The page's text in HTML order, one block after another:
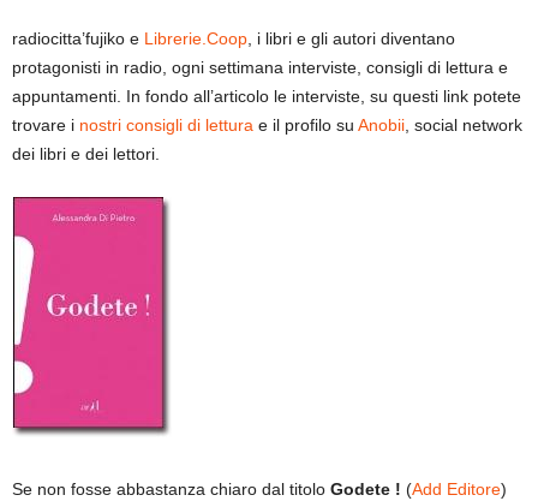
radiocitta’fujiko e Librerie.Coop , i libri e gli autori diventano
protagonisti in radio, ogni settimana interviste, consigli di lettura e
appuntamenti. In fondo all’articolo le interviste, su questi link potete
trovare i nostri consigli di lettura e il profilo su Anobii , social network
dei libri e dei lettori.
Se non fosse abbastanza chiaro dal titolo Godete ! (Add Editore)